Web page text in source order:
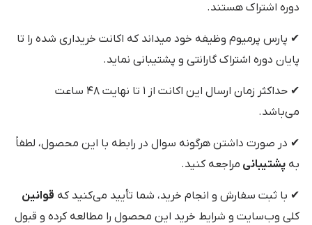
دوره اشتراک هستند.
✔ پارس پرمیوم وظیفه خود میداند که اکانت خریداری شده را تا
پایان دوره اشتراک گارانتی و پشتیبانی نماید.
✔ حداکثر زمان ارسال این اکانت از ۱ تا نهایت ۴۸ ساعت
می‌باشد.
✔ در صورت داشتن هرگونه سوال در رابطه با این محصول، لطفاً
به پشتیبانی مراجعه کنید.
✔ با ثبت سفارش و انجام خرید، شما تأیید می‌کنید که قوانین
کلی وب‌سایت و شرایط خرید این محصول را مطالعه کرده و قبول